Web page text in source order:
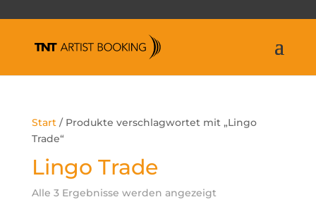
Start/ Produkte verschlagwortet mit „Lingo
Trade“
Lingo Trade
Alle 3 Ergebnisse werden angezeigt